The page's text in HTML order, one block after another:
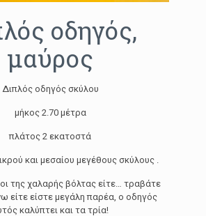
οδηγός,
μαύρος
Διπλός οδηγός σκύλου
μήκος 2.70 μέτρα
πλάτος 2 εκατοστά
και μεσαίου μεγέθους σκύλους .
της χαλαρής βόλτας είτε… τραβάτε
είτε είστε μεγάλη παρέα, ο οδηγός
καλύπτει και τα τρία!